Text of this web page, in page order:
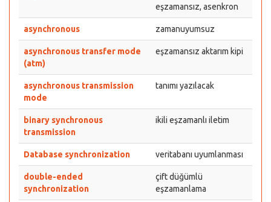
eşzamansız, asenkron
asynchronous zamanuyumsuz
asynchronous transfer mode
(atm)
eşzamansız aktarım kipi
asynchronous transmission
mode
tanımı yazılacak
binary synchronous
transmission
ikili eşzamanlı iletim
Database synchronization veritabanı uyumlanması
double-ended
synchronization
çift düğümlü
eşzamanlama